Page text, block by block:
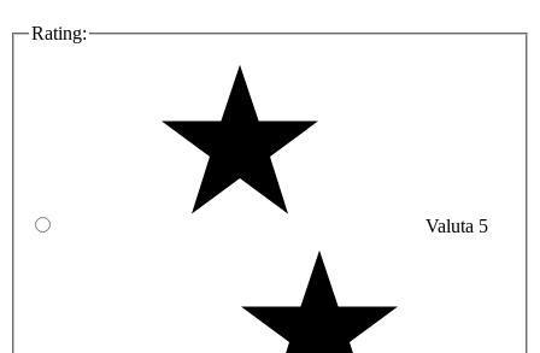
Rating:
Valuta 5